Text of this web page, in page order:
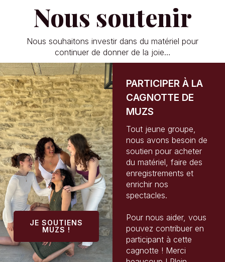
Nous soutenir
Nous souhaitons investir dans du matériel pour
continuer de donner de la joie…
JE SOUTIENS
MUZS !
PARTICIPER À LA
CAGNOTTE DE
MUZS
Tout jeune groupe,
nous avons besoin de
soutien pour acheter
du matériel, faire des
enregistrements et
enrichir nos
spectacles.
Pour nous aider, vous
pouvez contribuer en
participant à cette
cagnotte ! Merci